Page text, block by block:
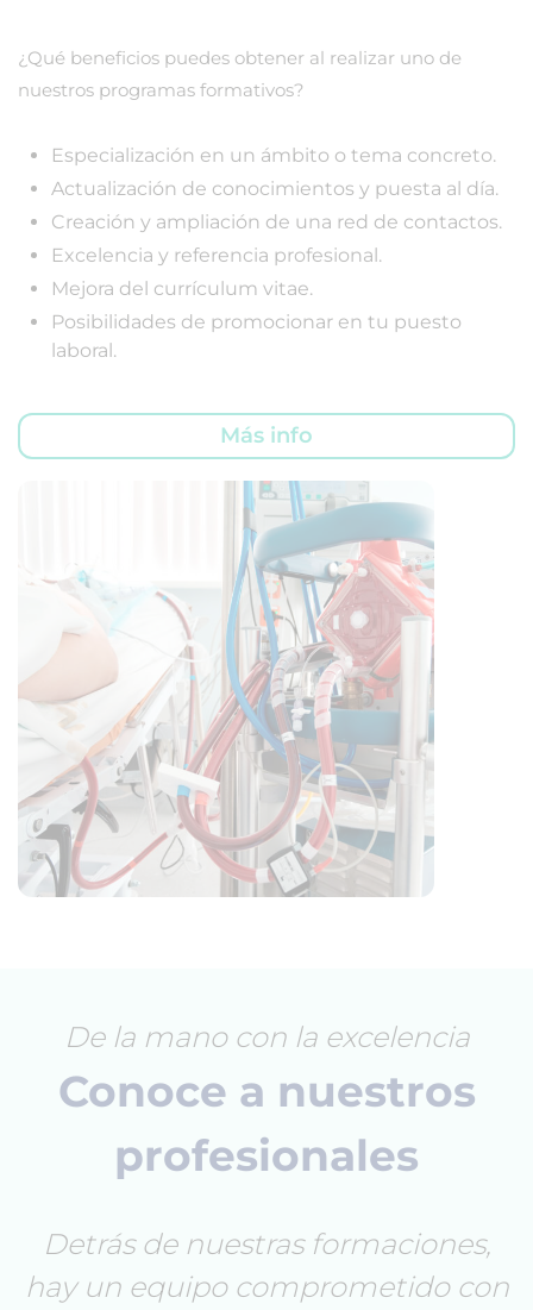
¿Qué beneficios puedes obtener al realizar uno de
nuestros programas formativos?
Especialización en un ámbito o tema concreto.
Actualización de conocimientos y puesta al día.
Creación y ampliación de una red de contactos.
Excelencia y referencia profesional.
Mejora del currículum vitae.
Posibilidades de promocionar en tu puesto
laboral.
Más info
De la mano con la excelencia
Conoce a nuestros
profesionales
Detrás de nuestras formaciones,
hay un equipo comprometido con